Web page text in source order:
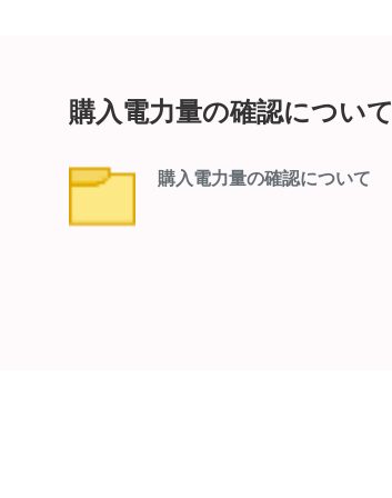
購入電力量の確認について
購入電力量の確認について